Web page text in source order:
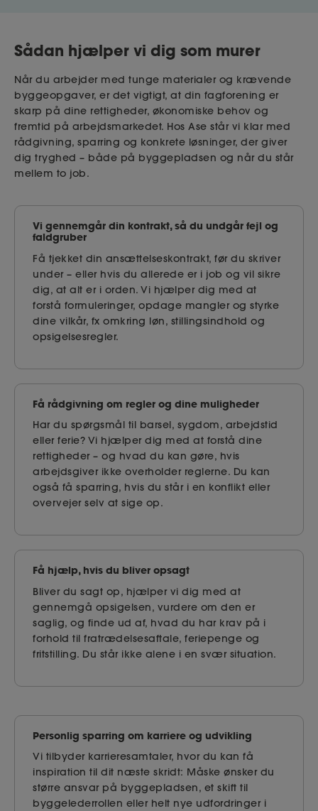
Sådan hjælper vi dig som murer
Når du arbejder med tunge materialer og krævende
byggeopgaver, er det vigtigt, at din fagforening er
skarp på dine rettigheder, økonomiske behov og
fremtid på arbejdsmarkedet. Hos Ase står vi klar med
rådgivning, sparring og konkrete løsninger, der giver
dig tryghed – både på byggepladsen og når du står
mellem to job.
Vi gennemgår din kontrakt, så du undgår fejl og
faldgruber
Få tjekket din ansættelseskontrakt, før du skriver
under – eller hvis du allerede er i job og vil sikre
dig, at alt er i orden. Vi hjælper dig med at
forstå formuleringer, opdage mangler og styrke
dine vilkår, fx omkring løn, stillingsindhold og
opsigelsesregler.
Få rådgivning om regler og dine muligheder
Har du spørgsmål til barsel, sygdom, arbejdstid
eller ferie? Vi hjælper dig med at forstå dine
rettigheder – og hvad du kan gøre, hvis
arbejdsgiver ikke overholder reglerne. Du kan
også få sparring, hvis du står i en konflikt eller
overvejer selv at sige op.
Få hjælp, hvis du bliver opsagt
Bliver du sagt op, hjælper vi dig med at
gennemgå opsigelsen, vurdere om den er
saglig, og finde ud af, hvad du har krav på i
forhold til fratrædelsesaftale, feriepenge og
fritstilling. Du står ikke alene i en svær situation.
Personlig sparring om karriere og udvikling
Vi tilbyder karrieresamtaler, hvor du kan få
inspiration til dit næste skridt: Måske ønsker du
større ansvar på byggepladsen, et skift til
byggelederrollen eller helt nye udfordringer i